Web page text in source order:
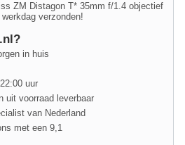
ZM Distagon T* 35mm f/1.4 objectief
verzonden!
in huis
uur
uit voorraad leverbaar
van Nederland
met een 9,1